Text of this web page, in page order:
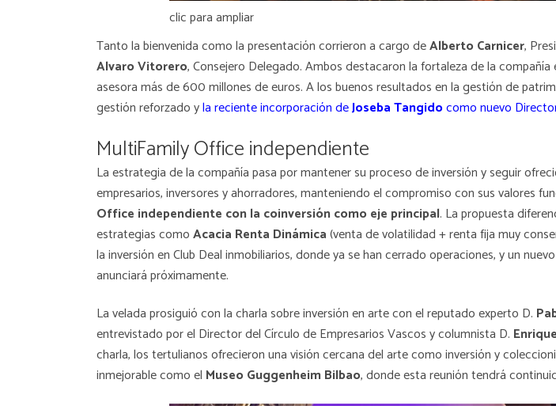
clic para ampliar
Tanto la bienvenida como la presentación corrieron a cargo deAlberto Carnicer,
Alvaro Vitorero, Consejero Delegado. Ambos destacaron la fortaleza de la
asesora más de 600 millones de euros. A los buenos resultados en la gestión de
gestión reforzado yla reciente incorporación deJoseba Tangidocomo nuevo
MultiFamily Office independiente
La estrategia de la compañía pasa por mantener su proceso de inversión y seguir
empresarios, inversores y ahorradores, manteniendo el compromiso con sus valores
Office independiente con la coinversión como eje principal. La propuesta
estrategias comoAcacia Renta Dinámica(venta de volatilidad + renta fija muy
la inversión en Club Deal inmobiliarios, donde ya se han cerrado operaciones, y un
anunciará próximamente.
La velada prosiguió con la charla sobre inversión en arte con el reputado experto D.
entrevistado por el Director del Círculo de Empresarios Vascos y columnista D.
charla, los tertulianos ofrecieron una visión cercana del arte como inversión y
inmejorable como el Museo Guggenheim Bilbao, donde esta reunión tendrá